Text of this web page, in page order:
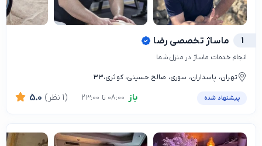
1 ماساژ تخصصی رضا
انجام خدمات ماساژ در منزل شما
تهران، پاسداران، سوری، صالح حسینی، کوثری،۳۳
پیشنهاد شده باز 5.0 (1 نظر)